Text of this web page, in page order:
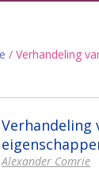
/ Verhandeling
Verhandeling
Alexander Comrie